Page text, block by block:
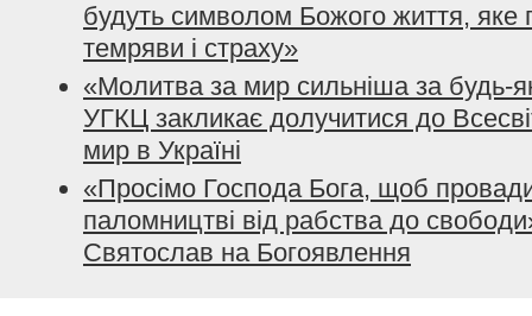
будуть символом Божого життя, яке
темряви і страху»
«Молитва за мир сильніша за будь-
УГКЦ закликає долучитися до
мир в Україні
«Просімо Господа Бога, щоб
паломництві від рабства до
Святослав на Богоявлення